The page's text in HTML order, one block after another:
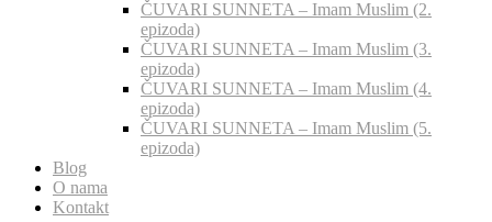
ČUVARI SUNNETA – Imam Muslim (2.
epizoda)
ČUVARI SUNNETA – Imam Muslim (3.
epizoda)
ČUVARI SUNNETA – Imam Muslim (4.
epizoda)
ČUVARI SUNNETA – Imam Muslim (5.
epizoda)
Blog
O nama
Kontakt